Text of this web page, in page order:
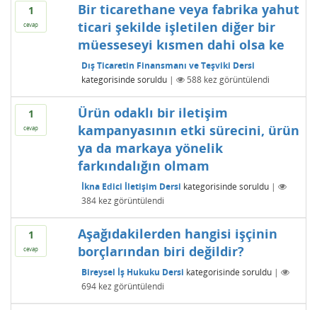
1
cevap
Bir ticarethane veya fabrika yahut
ticari şekilde işletilen diğer bir
müesseseyi kısmen dahi olsa ke
Dış Ticaretin Finansmanı ve Teşviki Dersi
kategorisinde soruldu | 588kez görüntülendi
1
cevap
Ürün odaklı bir iletişim
kampanyasının etki sürecini, ürün
ya da markaya yönelik
farkındalığın olmam
İkna Edici İletişim Dersi kategorisinde soruldu |
384kez görüntülendi
1
cevap
Aşağıdakilerden hangisi işçinin
borçlarından biri değildir?
Bireysel İş Hukuku Dersi kategorisinde soruldu |
694kez görüntülendi